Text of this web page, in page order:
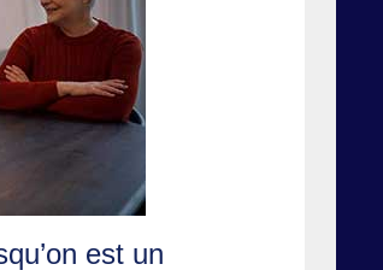
est un